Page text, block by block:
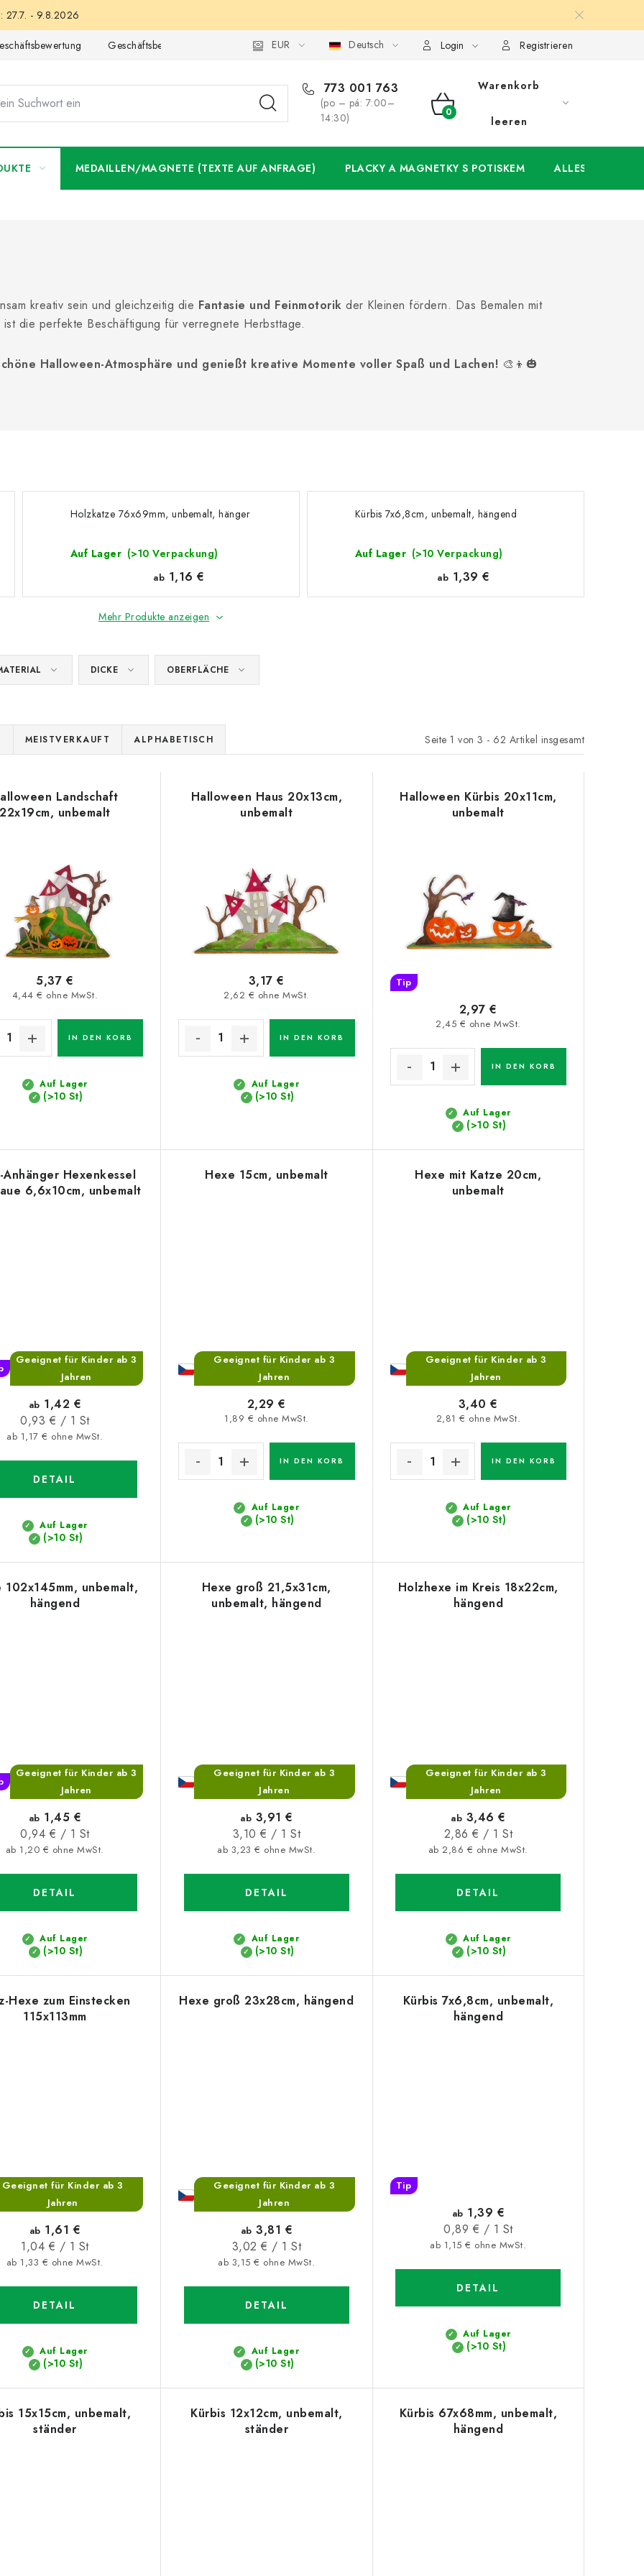
27.7. - 9.8.2026
Geschäftsbedingungen Datenschutzerklärung Großhandel Meine Bestellung
EUR Deutsch Login Registrieren
773 001 763
(po – pá: 7:00–
14:30)
WARENKORB
Warenkorb
leeren
MEDAILLEN/MAGNETE (TEXTE AUF ANFRAGE) PLACKY A MAGNETKY S POTISKEM ALLES FÜR DIE
kreativ sein und gleichzeitig die Fantasie und Feinmotorik der Kleinen fördern. Das Bemalen mit
ist die perfekte Beschäftigung für verregnete Herbsttage.
Halloween-Atmosphäre und genießt kreative Momente voller Spaß und Lachen! 🎨👦🎃
Holzkatze 76x69mm, unbemalt, hänger
Auf Lager (>10 Verpackung)
ab 1,16 €
Kürbis 7x6,8cm, unbemalt, hängend
Auf Lager (>10 Verpackung)
ab 1,39 €
Mehr Produkte anzeigen
DICKE OBERFLÄCHE
Seite 1 von 3 - 62 Artikel insgesamt
MEISTVERKAUFT ALPHABETISCH
Landschaft
22x19cm, unbemalt
Auf Lager
(>10 St)
4,44 € ohne MwSt.
5,37 €
IN DEN KORB
Halloween Haus 20x13cm,
unbemalt
Auf Lager
(>10 St)
2,62 € ohne MwSt.
3,17 €
IN DEN KORB
Halloween Kürbis 20x11cm,
unbemalt
Tip
Auf Lager
(>10 St)
2,45 € ohne MwSt.
2,97 €
IN DEN KORB
Anhänger Hexenkessel
6,6x10cm, unbemalt
Geeignet für Kinder ab 3
Jahren
Auf Lager
(>10 St)
ab 1,17 € ohne MwSt.
ab 1,42 €
Verkaufspreis:
0,93 € / 1 St
DETAIL
Hexe 15cm, unbemalt
Geeignet für Kinder ab 3
Jahren
Auf Lager
(>10 St)
1,89 € ohne MwSt.
2,29 €
IN DEN KORB
Hexe mit Katze 20cm,
unbemalt
Geeignet für Kinder ab 3
Jahren
Auf Lager
(>10 St)
2,81 € ohne MwSt.
3,40 €
IN DEN KORB
102x145mm, unbemalt,
hängend
Geeignet für Kinder ab 3
Jahren
Auf Lager
(>10 St)
ab 1,20 € ohne MwSt.
ab 1,45 €
Verkaufspreis:
0,94 € / 1 St
DETAIL
Hexe groß 21,5x31cm,
unbemalt, hängend
Geeignet für Kinder ab 3
Jahren
Auf Lager
(>10 St)
ab 3,23 € ohne MwSt.
ab 3,91 €
Verkaufspreis:
3,10 € / 1 St
DETAIL
Holzhexe im Kreis 18x22cm,
hängend
Geeignet für Kinder ab 3
Jahren
Auf Lager
(>10 St)
ab 2,86 € ohne MwSt.
ab 3,46 €
Verkaufspreis:
2,86 € / 1 St
DETAIL
Hexe zum Einstecken
115x113mm
Geeignet für Kinder ab 3
Jahren
Auf Lager
(>10 St)
ab 1,33 € ohne MwSt.
ab 1,61 €
Verkaufspreis:
1,04 € / 1 St
DETAIL
Hexe groß 23x28cm, hängend
Geeignet für Kinder ab 3
Jahren
Auf Lager
(>10 St)
ab 3,15 € ohne MwSt.
ab 3,81 €
Verkaufspreis:
3,02 € / 1 St
DETAIL
Kürbis 7x6,8cm, unbemalt,
hängend
Tip
Auf Lager
(>10 St)
ab 1,15 € ohne MwSt.
ab 1,39 €
Verkaufspreis:
0,89 € / 1 St
DETAIL
15x15cm, unbemalt,
ständer
Kürbis 12x12cm, unbemalt,
ständer
Kürbis 67x68mm, unbemalt,
hängend